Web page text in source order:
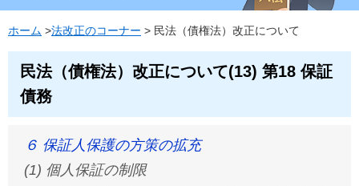
ホーム >法改正のコーナー > 民法（債権法）改正について
民法（債権法）改正について(13) 第18 保証
債務
６ 保証人保護の方策の拡充
(1) 個人保証の制限